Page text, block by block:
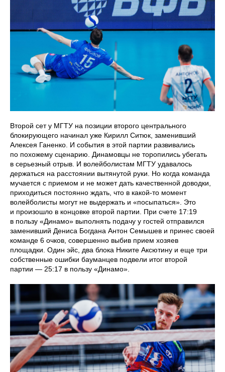
Второй сет у МГТУ на позиции второго центрального
блокирующего начинал уже Кирилл Ситюк, заменивший
Алексея Ганенко. И события в этой партии развивались
по похожему сценарию. Динамовцы не торопились убегать
в серьезный отрыв. И волейболистам МГТУ удавалось
держаться на расстоянии вытянутой руки. Но когда команда
мучается с приемом и не может дать качественной доводки,
приходиться постоянно ждать, что в какой-то момент
волейболисты могут не выдержать и «посыпаться». Это
и произошло в концовке второй партии. При счете 17:19
в пользу «Динамо» выполнять подачу у гостей отправился
заменивший Дениса Богдана Антон Семышев и принес своей
команде 6 очков, совершенно выбив прием хозяев
площадки. Один эйс, два блока Никите Аксютину и еще три
собственные ошибки бауманцев подвели итог второй
партии — 25:17 в пользу «Динамо».